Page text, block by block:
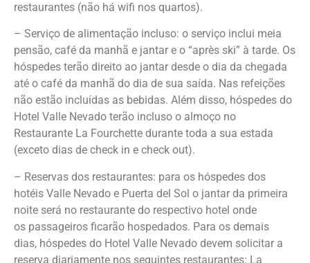
restaurantes (não há wifi nos quartos).
– Serviço de alimentação incluso: o serviço inclui meia
pensão, café da manhã e jantar e o “après ski” à tarde. Os
hóspedes terão direito ao jantar desde o dia da chegada
até o café da manhã do dia de sua saída. Nas refeições
não estão incluídas as bebidas. Além disso, hóspedes do
Hotel Valle Nevado terão incluso o almoço no
Restaurante La Fourchette durante toda a sua estada
(exceto dias de check in e check out).
– Reservas dos restaurantes: para os hóspedes dos
hotéis Valle Nevado e Puerta del Sol o jantar da primeira
noite será no restaurante do respectivo hotel onde
os passageiros ficarão hospedados. Para os demais
dias, hóspedes do Hotel Valle Nevado devem solicitar a
reserva diariamente nos seguintes restaurantes: La